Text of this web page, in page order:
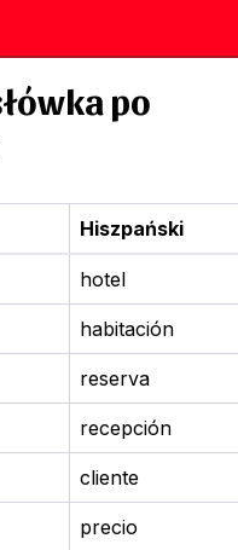
po
Hiszpański
hotel
habitación
reserva
recepción
cliente
precio